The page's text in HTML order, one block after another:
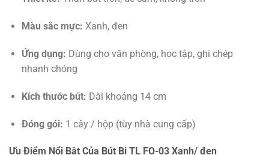
Màu sắc mực: Xanh, đen
Ứng dụng: Dùng cho văn phòng, học tập, ghi chép
nhanh chóng
Kích thước bút: Dài khoảng 14 cm
Đóng gói: 1 cây / hộp (tùy nhà cung cấp)
Ưu Điểm Nổi Bật Của Bút Bi TL FO-03 Xanh/ đen